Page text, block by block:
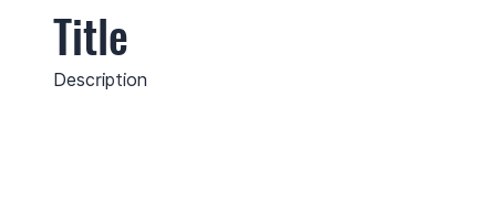
Title
Description